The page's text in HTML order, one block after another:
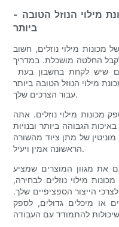
- השוואת ספקים שונים עבור מכונת מילוי הנוזל הטובה
ביותר
מילוי נוזלים, חשוב
החלטה מושכלת. במדריך
שיש לקחת בחשבון בעת
מילוי הנוזל הטובה ביותר
עבור הצרכים שלך.
מכונות מילוי נוזלים. אתה
הגבוהה ביותר ובנויות
של מתן ציוד מהשורה
הראשונה אמין ויעיל.
את מגוון המוצרים שמציע
מילוי נוזלים לבחירה,
הייצור הספציפיים שלך.
או מיכלים גדולים, לספק